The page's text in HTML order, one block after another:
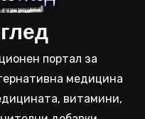
портал за
медицина
витамини,